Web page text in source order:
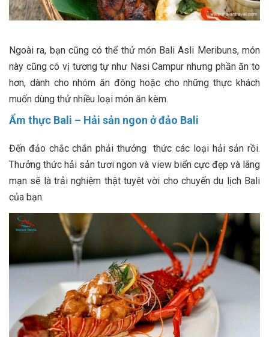
Ngoài ra, bạn cũng có thể thử món Bali Asli Meribuns, món
này cũng có vị tương tự như Nasi Campur nhưng phần ăn to
hơn, dành cho nhóm ăn đông hoặc cho những thực khách
muốn dùng thử nhiều loại món ăn kèm.
Ẩm thực Bali – Hải sản ngon ở đảo Bali
Đến đảo chắc chắn phải thưởng thức các loại hải sản rồi.
Thưởng thức hải sản tươi ngon và view biển cực đẹp và lãng
mạn sẽ là trải nghiệm thật tuyệt vời cho chuyến du lịch Bali
của bạn.